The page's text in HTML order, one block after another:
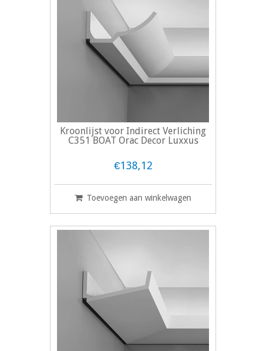
Kroonlijst voor Indirect Verliching
C351 BOAT Orac Decor Luxxus
€138,12
Toevoegen aan winkelwagen